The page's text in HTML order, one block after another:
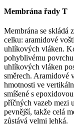
Membrána řady T
Membrána se skládá
celku: aramidové
uhlíkových vláken.
pohyblivému
uhlíkových vláken
směrech. Aramidové
hmotnosti ve
smíšené s
příčných vazeb mezi
pevnější, takže celá
zůstává velmi lehká.